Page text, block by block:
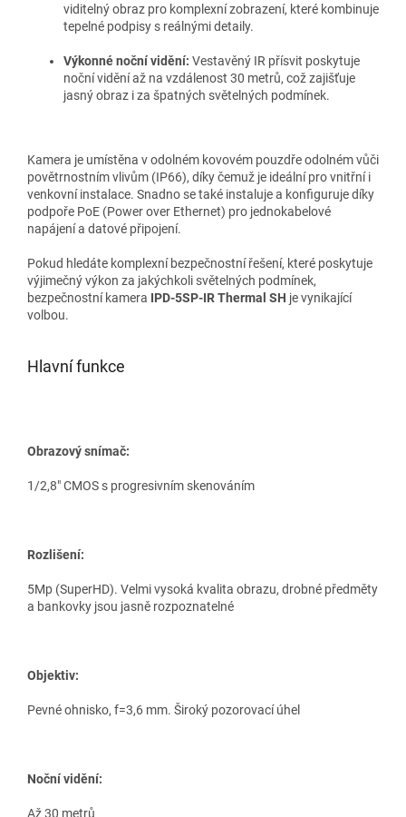
viditelný obraz pro komplexní zobrazení, které kombinuje
tepelné podpisy s reálnými detaily.
Výkonné noční vidění: Vestavěný IR přísvit poskytuje
noční vidění až na vzdálenost 30 metrů, což zajišťuje
jasný obraz i za špatných světelných podmínek.
Kamera je umístěna v odolném kovovém pouzdře odolném vůči
povětrnostním vlivům (IP66), díky čemuž je ideální pro vnitřní i
venkovní instalace. Snadno se také instaluje a konfiguruje díky
podpoře PoE (Power over Ethernet) pro jednokabelové
napájení a datové připojení.
Pokud hledáte komplexní bezpečnostní řešení, které poskytuje
výjimečný výkon za jakýchkoli světelných podmínek,
bezpečnostní kamera IPD-5SP-IR Thermal SH je vynikající
volbou.
Hlavní funkce
Obrazový snímač:
1/2,8" CMOS s progresivním skenováním
Rozlišení:
5Mp (SuperHD). Velmi vysoká kvalita obrazu, drobné předměty
a bankovky jsou jasně rozpoznatelné
Objektiv:
Pevné ohnisko, f=3,6 mm. Široký pozorovací úhel
Noční vidění:
Až 30 metrů